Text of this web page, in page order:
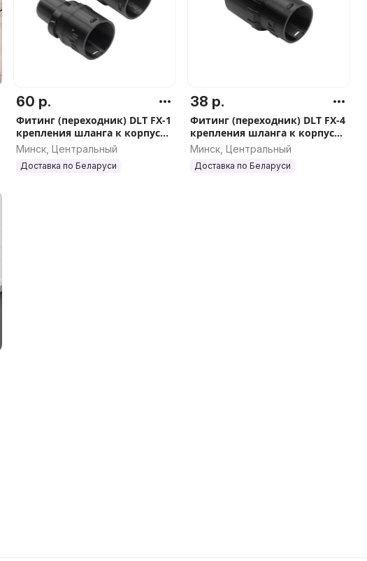
60 р.
Фитинг (переходник) DLT FX-1
крепления шланга к корпусу
пылесоса Karcher с адаптером,
арт.5108
Минск, Центральный
Доставка по Беларуси
38 р.
Фитинг (переходник) DLT FX-4
крепления шланга к корпусу
пылесоса Makita, STIHL, Hilti,
арт.5111
Минск, Центральный
Доставка по Беларуси